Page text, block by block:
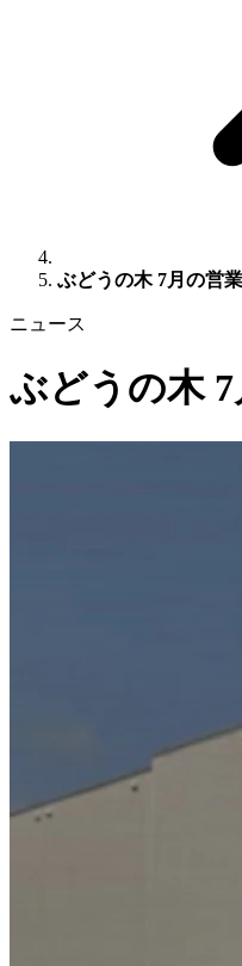
ぶどうの木 7月の営
ニュース
ぶどうの木 7